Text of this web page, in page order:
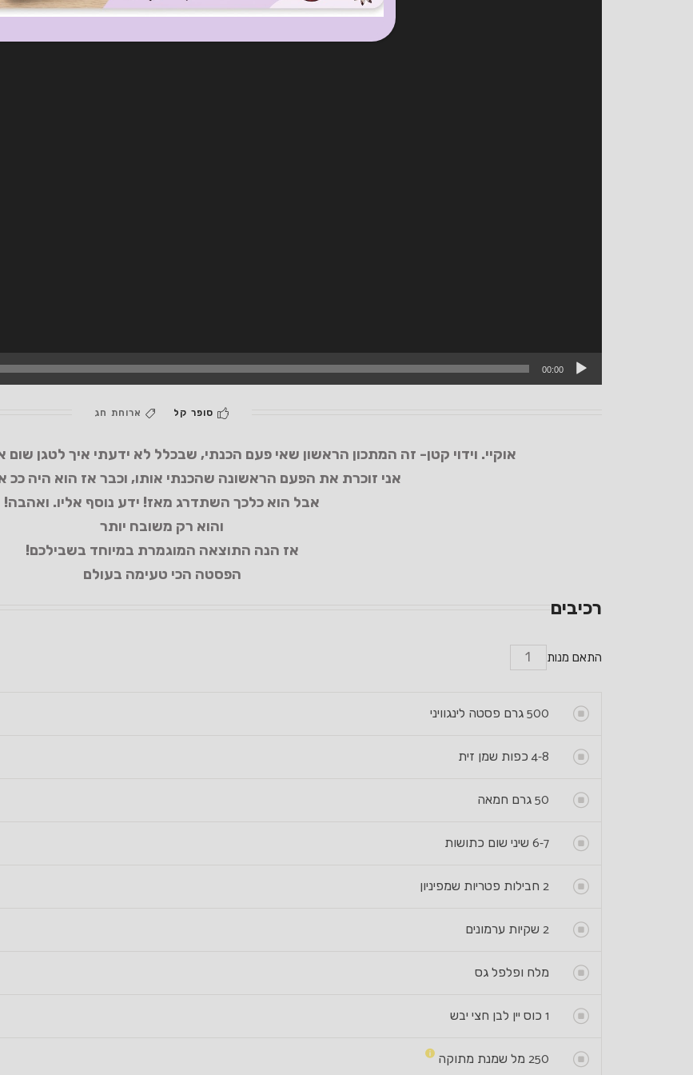
00:00
סופר קל ארוחת חג
אוקיי. וידוי קטן- זה המתכון הראשון שאי פעם הכנתי, שבכלל לא ידעתי איך לטגן
אני זוכרת את הפעם הראשונה שהכנתי אותו, וכבר אז הוא היה ככ
אבל הוא כלכך השתדרג מאז! ידע נוסף אליו. ואהבה!
והוא רק משובח יותר
אז הנה התוצאה המוגמרת במיוחד בשבילכם!
הפסטה הכי טעימה בעולם
רכיבים
התאם מנות
500 גרם פסטה לינגוויני
4-8 כפות שמן זית
50 גרם חמאה
6-7 שיני שום כתושות
2 חבילות פטריות שמפיניון
2 שקיות ערמונים
מלח ופלפל גס
1 כוס יין לבן חצי יבש
250 מל שמנת מתוקה